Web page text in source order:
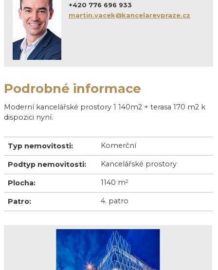
+420 776 696 933
martin.vacek@kancelarevpraze.cz
Podrobné informace
Moderní kancelářské prostory 1 140m2 + terasa 170 m2 k
dispozici nyní.
Typ nemovitosti: Komerční
Podtyp nemovitosti: Kancelářské prostory
Plocha: 1140 m2
Patro: 4. patro